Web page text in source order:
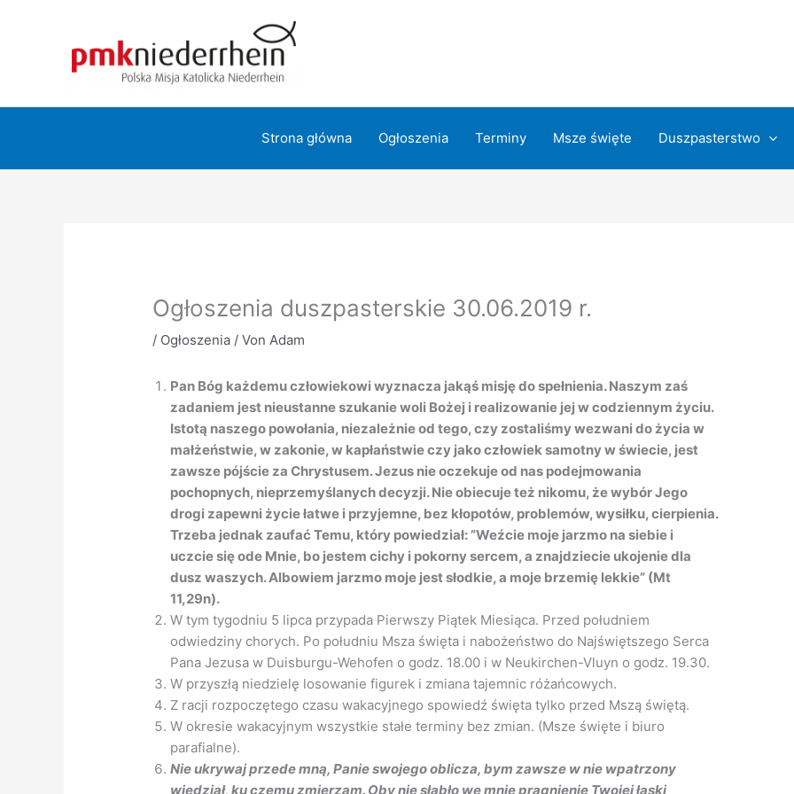
Strona główna Ogłoszenia Terminy Msze święte Duszpasterstwo
Ogłoszenia duszpasterskie 30.06.2019 r.
/ Ogłoszenia / VonAdam
Pan Bóg każdemu człowiekowi wyznacza jakąś misję do spełnienia. Naszym zaś
zadaniem jest nieustanne szukanie woli Bożej i realizowanie jej w codziennym życiu.
Istotą naszego powołania, niezależnie od tego, czy zostaliśmy wezwani do życia w
małżeństwie, w zakonie, w kapłaństwie czy jako człowiek samotny w świecie, jest
zawsze pójście za Chrystusem. Jezus nie oczekuje od nas podejmowania
pochopnych, nieprzemyślanych decyzji. Nie obiecuje też nikomu, że wybór Jego
drogi zapewni życie łatwe i przyjemne, bez kłopotów, problemów, wysiłku, cierpienia.
Trzeba jednak zaufać Temu, który powiedział: ”Weźcie moje jarzmo na siebie i
uczcie się ode Mnie, bo jestem cichy i pokorny sercem, a znajdziecie ukojenie dla
dusz waszych. Albowiem jarzmo moje jest słodkie, a moje brzemię lekkie” (Mt
11,29n).
W tym tygodniu 5 lipca przypada Pierwszy Piątek Miesiąca. Przed południem
odwiedziny chorych. Po południu Msza święta i nabożeństwo do Najświętszego Serca
Pana Jezusa w Duisburgu-Wehofen o godz. 18.00 i w Neukirchen-Vluyn o godz. 19.30.
W przyszłą niedzielę losowanie figurek i zmiana tajemnic różańcowych.
Z racji rozpoczętego czasu wakacyjnego spowiedź święta tylko przed Mszą świętą.
W okresie wakacyjnym wszystkie stałe terminy bez zmian. (Msze święte i biuro
parafialne).
Nie ukrywaj przede mną, Panie swojego oblicza, bym zawsze w nie wpatrzony
wiedział, ku czemu zmierzam. Oby nie słabło we mnie pragnienie Twojej łaski